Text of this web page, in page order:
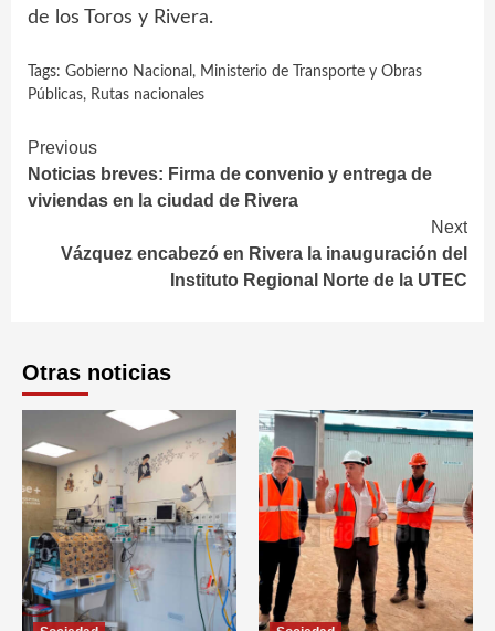
de los Toros y Rivera.
Tags: Gobierno Nacional , Ministerio de Transporte y Obras
Públicas, Rutas nacionales
Continue
Reading
Previous
Noticias breves: Firma de convenio y entrega de
viviendas en la ciudad de Rivera
Next
Vázquez encabezó en Rivera la inauguración del
Instituto Regional Norte de la UTEC
Otras noticias